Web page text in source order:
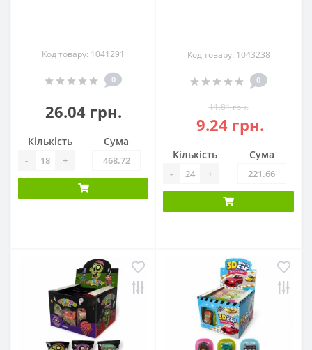
Код товару: 1041291
0
26.04 грн.
Кількість
- +
Сума
Код товару: 1043238
0
11.81 грн.
9.24 грн.
Кількість
- +
Сума